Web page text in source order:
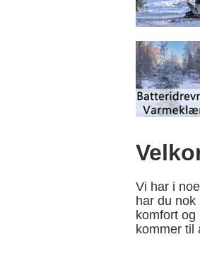
Vi har i
har du
komfort
kommer til